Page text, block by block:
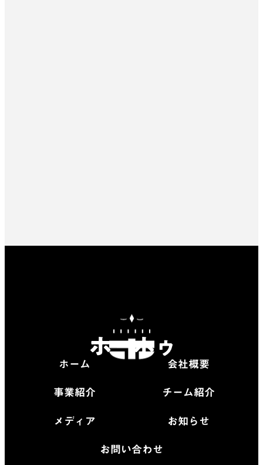
ホーム 会社概要
事業紹介 チーム紹介
メディア お知らせ
お問い合わせ